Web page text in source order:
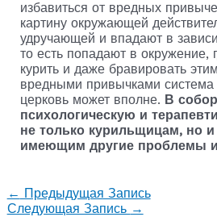
избавиться от вредных
картину окружающей
удручающей и впадают в
то есть попадают в окружение,
курить и даже бравировать
вредными привычками система
церковь может вполне. В
психологическую и
не только курильщицам, но
имеющим другие проблемы
← Предыдущая Запись
Следующая Запись →